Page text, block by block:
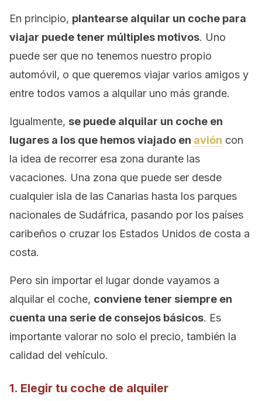
En principio, plantearse alquilar un coche para
viajar puede tener múltiples motivos. Uno
puede ser que no tenemos nuestro propio
automóvil, o que queremos viajar varios amigos y
entre todos vamos a alquilar uno más grande.
Igualmente, se puede alquilar un coche en
lugares a los que hemos viajado en avión con
la idea de recorrer esa zona durante las
vacaciones. Una zona que puede ser desde
cualquier isla de las Canarias hasta los parques
nacionales de Sudáfrica, pasando por los países
caribeños o cruzar los Estados Unidos de costa a
costa.
Pero sin importar el lugar donde vayamos a
alquilar el coche, conviene tener siempre en
cuenta una serie de consejos básicos. Es
importante valorar no solo el precio, también la
calidad del vehículo.
1. Elegir tu coche de alquiler